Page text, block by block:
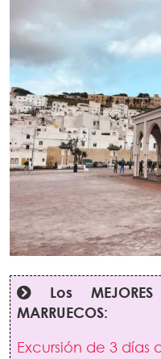
Los
MARRUECOS:
Excursión de 3 días